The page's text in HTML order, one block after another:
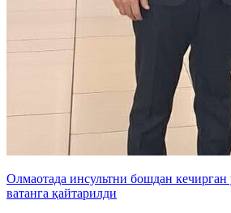
Олмаотада инсультни бошдан кечирган
ватанга қайтарилди